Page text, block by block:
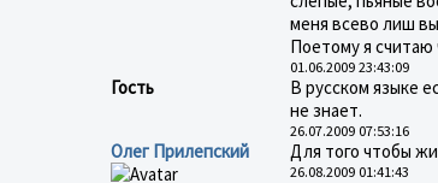
меня всево лиш
Поетому я считаю
01.06.2009 23:43:09
Гость
В русском языке
не знает.
26.07.2009 07:53:16
Олег Прилепский
Для того чтобы
26.08.2009 01:41:43